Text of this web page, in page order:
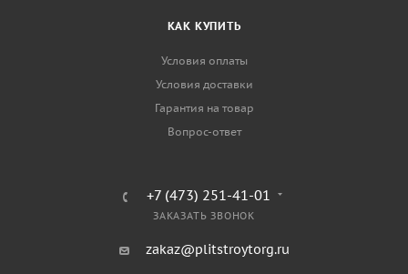
КАК КУПИТЬ
Условия оплаты
Условия доставки
Гарантия на товар
Вопрос-ответ
+7 (473) 251-41-01
ЗАКАЗАТЬ ЗВОНОК
zakaz@plitstroytorg.ru